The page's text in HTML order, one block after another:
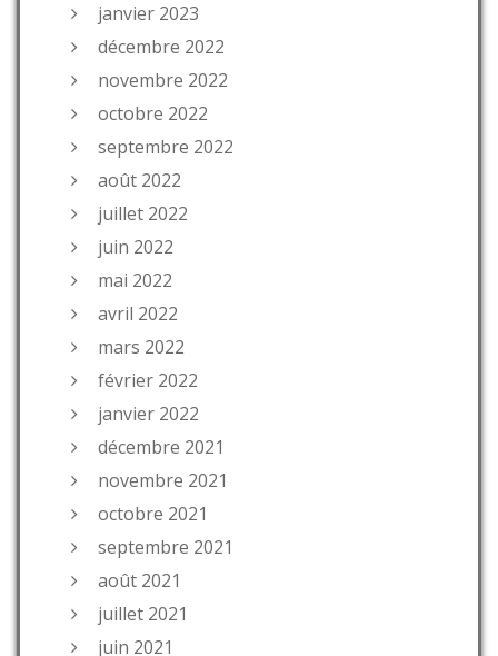
janvier 2023
décembre 2022
novembre 2022
octobre 2022
septembre 2022
août 2022
juillet 2022
juin 2022
mai 2022
avril 2022
mars 2022
février 2022
janvier 2022
décembre 2021
novembre 2021
octobre 2021
septembre 2021
août 2021
juillet 2021
juin 2021